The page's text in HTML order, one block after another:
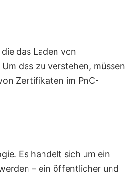
das Laden von
das zu verstehen, müssen
Zertifikaten im PnC-
Es handelt sich um ein
– ein öffentlicher und